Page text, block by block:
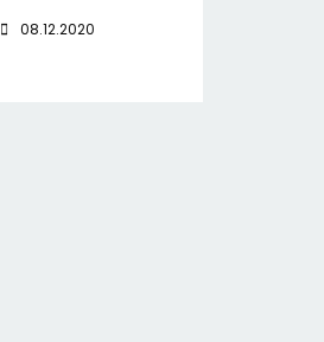
08.12.2020